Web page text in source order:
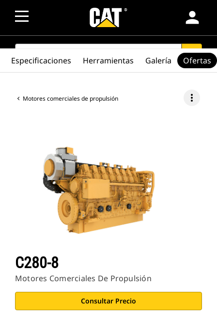
person
SEARCH search
Motores comerciales de propulsión more_vert
C280-8
Motores Comerciales De Propulsión
Consultar Precio
Especificaciones Herramientas Galería Ofertas